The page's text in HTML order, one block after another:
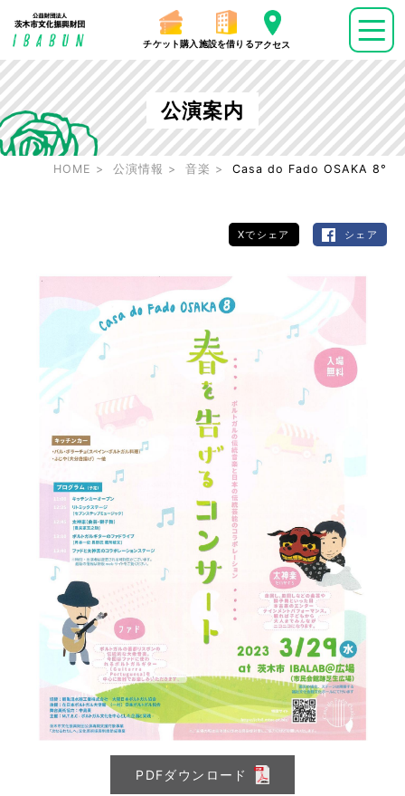
チケット購入 施設を借りるアクセス
公演案内
HOME 公演情報 音楽 Casa do Fado OSAKA 8°
Xでシェア シェア
PDFダウンロード